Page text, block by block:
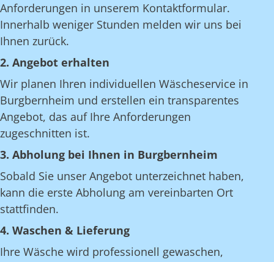
Anforderungen in unserem Kontaktformular.
Innerhalb weniger Stunden melden wir uns bei
Ihnen zurück.
2. Angebot erhalten
Wir planen Ihren individuellen Wäscheservice in
Burgbernheim und erstellen ein transparentes
Angebot, das auf Ihre Anforderungen
zugeschnitten ist.
3. Abholung bei Ihnen in Burgbernheim
Sobald Sie unser Angebot unterzeichnet haben,
kann die erste Abholung am vereinbarten Ort
stattfinden.
4. Waschen & Lieferung
Ihre Wäsche wird professionell gewaschen,